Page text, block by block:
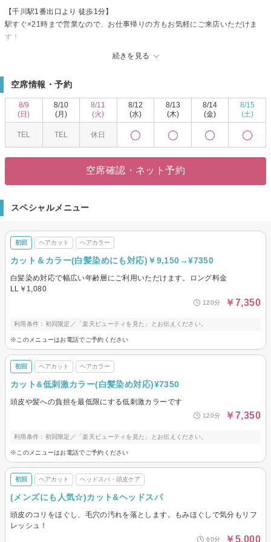
続きを見る
【千川駅1番出口より 徒歩1分】
駅すぐ×21時まで営業なので、お仕事帰りの方もお気軽にご来店いただけま
す！
い♪
【カット技術に自信！】
髪質やクセ・骨格、ライフスタイル等をトータルで考慮し、理想×貴方らしさ
年齢問わず幅広い層が来店する「＆M」だからこその豊富なデザインの提案力
会社や学校・家族からも褒められること間違いなしのカットは、小さなお子
様～ご年配の方・メンズにもおススメです◎！
せください！
空席情報・予約
8/9
(日)
TEL
8/10
(月)
TEL
8/11
(火)
休日
8/12
(水)
8/13
(木)
8/14
(金)
8/15
(土)
空席確認・ネット予約
スペシャルメニュー
初回 ヘアカット ヘアカラー
カット＆カラー(白髪染めにも対応)￥9,150→¥7350
白髪染め対応で幅広い年齢層にご利用いただけます。ロング料金
LL￥1,080
120分 ￥7,350
利用条件：初回限定／「楽天ビューティを見た」とお伝えください。
※このメニューはお電話でご予約ください
初回 ヘアカット ヘアカラー
カット&低刺激カラー(白髪染め対応)¥7350
頭皮や髪への負担を最低限にする低刺激カラーです
120分 ￥7,350
利用条件：初回限定／「楽天ビューティを見た」とお伝えください。
※このメニューはお電話でご予約ください
初回 ヘアカット ヘッドスパ・頭皮ケア
(メンズにも人気☆)カット&ヘッドスパ
頭皮のコリをほぐし、毛穴の汚れを落とします。もみほぐしで気分もリフ
レッシュ！
60分 ￥5,000